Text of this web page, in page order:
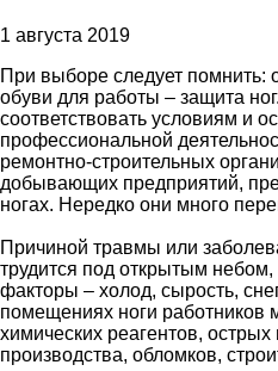
1 августа 2019
При выборе следует помнить:
обуви для работы – защита
соответствовать условиям и
профессиональной
ремонтно-строительных
добывающих предприятий,
ногах. Нередко они много
Причиной травмы или
трудится под открытым
факторы – холод, сырость,
помещениях ноги работников
химических реагентов,
производства, обломков,